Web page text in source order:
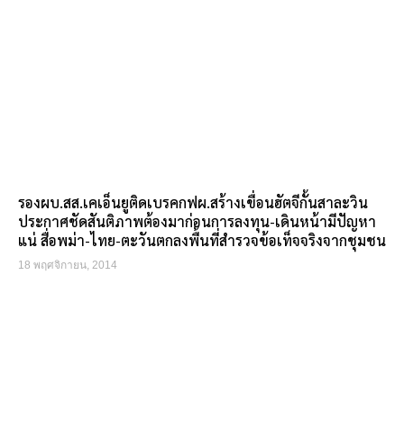
รองผบ.สส.เคเอ็นยูติดเบรคกฟผ.สร้างเขื่อนฮัตจีกั้นสาละวิน
ประกาศชัดสันติภาพต้องมาก่อนการลงทุน-เดินหน้ามีปัญหา
แน่ สื่อพม่า-ไทย-ตะวันตกลงพื้นที่สำรวจข้อเท็จจริงจากชุมชน
18 พฤศจิกายน, 2014